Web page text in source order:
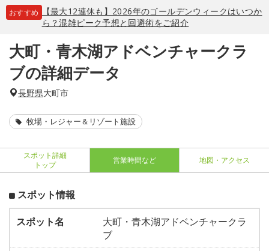
おすすめ
【最大12連休も】2026年のゴールデンウィークはいつか
ら？混雑ピーク予想と回避術をご紹介
大町・青木湖アドベンチャークラ
ブの詳細データ
長野県大町市
牧場・レジャー＆リゾート施設
スポット詳細
トップ
営業時間など 地図・アクセス
スポット情報
スポット名
大町・青木湖アドベンチャークラ
ブ